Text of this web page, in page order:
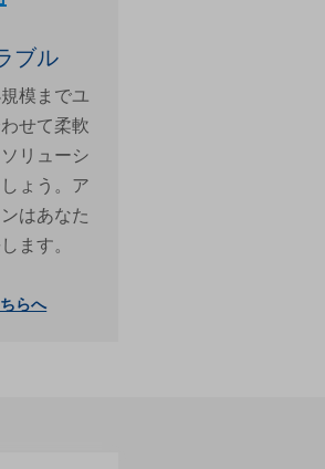
ブル
模までユ
せて柔軟
リューシ
ょう。ア
はあなた
ます。
らへ